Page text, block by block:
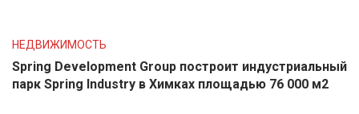
НЕДВИЖИМОСТЬ
Spring Development Group построит индустриальный
парк Spring Industry в Химках площадью 76 000 м2